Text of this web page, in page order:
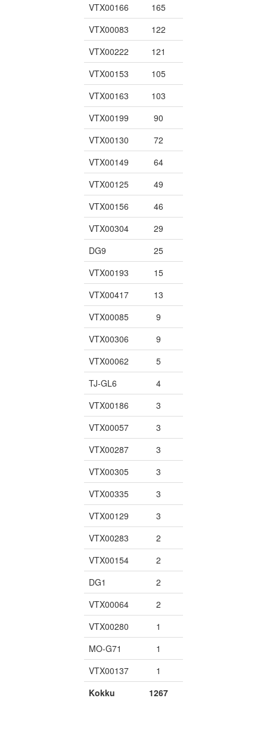
VTX00166
165
VTX00083
122
VTX00222
121
VTX00153
105
VTX00163
103
VTX00199
90
VTX00130
72
VTX00149
64
VTX00125
49
VTX00156
46
VTX00304
29
DG9
25
VTX00193
15
VTX00417
13
VTX00085
9
VTX00306
9
VTX00062
5
TJ-GL6
4
VTX00186
3
VTX00057
3
VTX00287
3
VTX00305
3
VTX00335
3
VTX00129
3
VTX00283
2
VTX00154
2
DG1
2
VTX00064
2
VTX00280
1
MO-G71
1
VTX00137
1
Kokku
1267